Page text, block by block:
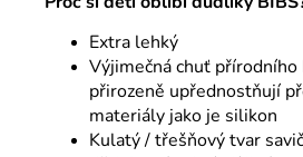
Extra lehký
Výjimečná chuť přírodního
přirozeně upřednostňují
materiály jako je silikon
Kulatý / třešňový tvar